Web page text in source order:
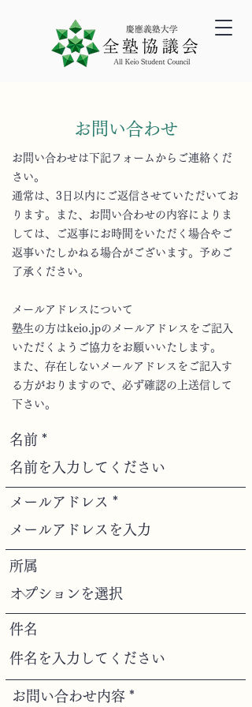
お問い合わせ
お問い合わせは下記フォームからご連絡くだ
さい。
通常は、3日以内にご返信させていただいてお
ります。また、お問い合わせの内容によりま
しては、ご返事にお時間をいただく場合やご
返事いたしかねる場合がございます。予めご
了承ください。
メールアドレスについて
塾生の方はkeio.jpのメールアドレスをご記入
いただくようご協力をお願いいたします。
また、存在しないメールアドレスをご記入す
る方がおりますので、必ず確認の上送信して
下さい。
名前
メールアドレス
所属
件名
お問い合わせ内容